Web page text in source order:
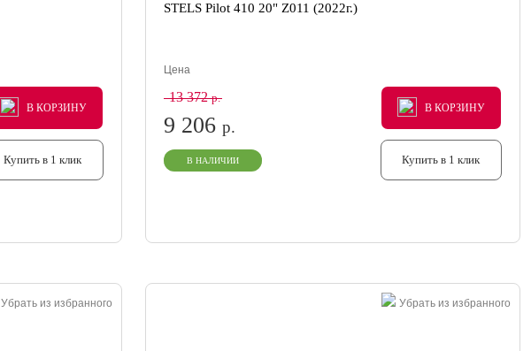
В КОРЗИНУ
В КОРЗИНУ
В КОРЗИНУ
Купить в 1 клик
STELS Pilot 410 20" Z011 (2022г.)
Цена
13 372р.
9 206р.
В НАЛИЧИИ
В КОРЗИНУ
В КОРЗИНУ
В КОРЗИНУ
Купить в 1 клик
Убрать из избранного Убрать из избранного